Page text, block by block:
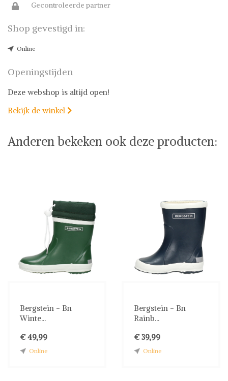
Gecontroleerde partner
Shop gevestigd in:
Online
Openingstijden
Deze webshop is altijd open!
Bekijk de winkel 
Anderen bekeken ook deze producten:
Bergstein - Bn
Winte...
€ 49,99
Online
Bergstein - Bn
Rainb...
€ 39,99
Online